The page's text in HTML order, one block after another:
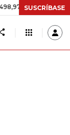
+$ 8.753,81 +2,19%
SUSCRÍBASE